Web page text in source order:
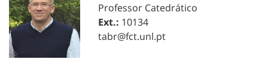
Professor Catedrático
Ext.: 10134
tabr@fct.unl.pt